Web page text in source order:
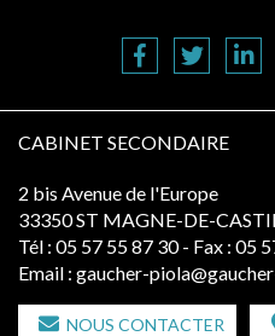
CABINET SECONDAIRE
2 bis Avenue de l'Europe
33350 ST MAGNE-DE-
Tél : 05 57 55 87 30 - Fax : 05
Email : gaucher-
NOUS CONTACTER